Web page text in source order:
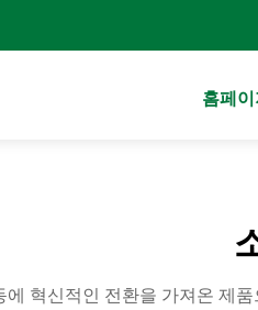
홈페이
혁신적인 전환을 가져온 제